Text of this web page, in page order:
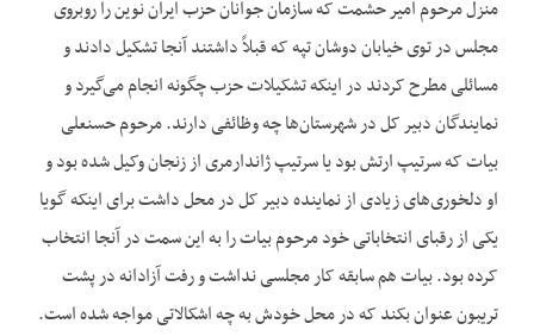
منزل مرحوم امیر حشمت که سازمان جوانان حزب ایران نوین را روبروی
مجلس در توی خیابان دوشان تپه که قبلاً داشتند آنجا تشکیل دادند و
مسائلی مطرح کردند در اینکه تشکیلات حزب چگونه انجام می‌گیرد و
نمایندگان دبیر کل در شهرستان‌‌ها چه وظائفی دارند. مرحوم حسنعلی
بیات که سرتیپ ارتش بود یا سرتیپ ژاندارمری از زنجان وکیل شده بود و
او دلخوری‌‌های زیادی از نماینده دبیر کل در محل داشت برای اینکه گویا
یکی از رقبای انتخاباتی خود مرحوم بیات را به این سمت در آنجا انتخاب
کرده بود. بیات هم سابقه کار مجلسی نداشت و رفت آزادانه در پشت
تریبون عنوان بکند که در محل خودش به چه اشکالاتی مواجه شده است.